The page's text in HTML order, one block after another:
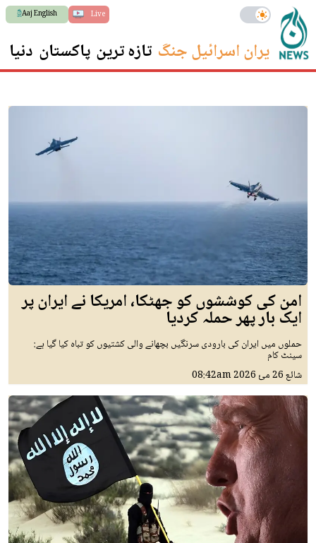
Live
Aaj English
ایران اسرائیل جنگ تازہ ترین پاکستان دنیا
امن کی کوششوں کو جھٹکا، امریکا نے ایران پر
ایک بار پھر حملہ کردیا
حملوں میں ایران کی بارودی سرنگیں بچھانے والی کشتیوں کو تباہ کیا گیا ہے:
سینٹ کام
شائع26 مئ 2026 08:42am